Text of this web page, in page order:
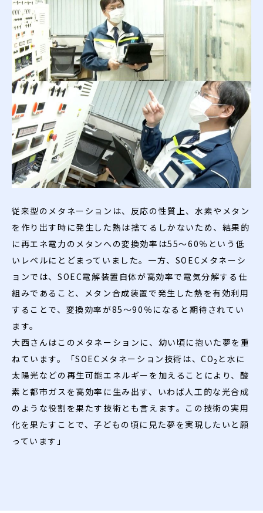
従来型のメタネーションは、反応の性質上、水素やメタン
を作り出す時に発生した熱は捨てるしかないため、結果的
に再エネ電力のメタンへの変換効率は55～60％という低
いレベルにとどまっていました。一方、SOECメタネーシ
ョンでは、SOEC電解装置自体が高効率で電気分解する仕
組みであること、メタン合成装置で発生した熱を有効利用
することで、変換効率が85～90％になると期待されてい
ます。
大西さんはこのメタネーションに、幼い頃に抱いた夢を重
ねています。「SOECメタネーション技術は、CO2 と水に
太陽光などの再生可能エネルギーを加えることにより、酸
素と都市ガスを高効率に生み出す、いわば人工的な光合成
のような役割を果たす技術とも言えます。この技術の実用
化を果たすことで、子どもの頃に見た夢を実現したいと願
っています」